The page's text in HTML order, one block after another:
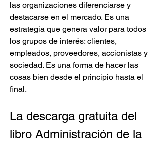
las organizaciones diferenciarse y
destacarse en el mercado. Es una
estrategia que genera valor para todos
los grupos de interés: clientes,
empleados, proveedores, accionistas y
sociedad. Es una forma de hacer las
cosas bien desde el principio hasta el
final.
La descarga gratuita del
libro Administración de la